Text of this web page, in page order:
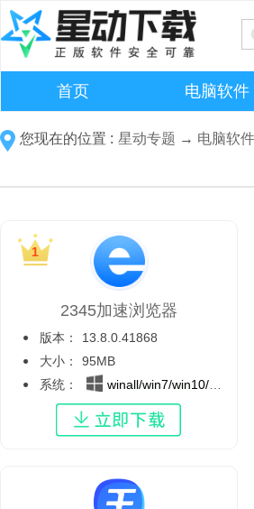
首页 电脑软件
您现在的位置 : 星动专题 → 电脑软
2345加速浏览器
版本：
13.8.0.41868
大小：
95MB
系统：
winall/win7/win10/win11